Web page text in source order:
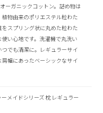
ーガニックコットン。詰め物は
物由来のポリエステル粒わた
スプリング状に丸めた粒わた
い心地です。洗濯機で丸洗い
でも清潔に。レギュラーサイ
幅にあったベーシックなサイ
メイドシリーズ 枕 レギュラー